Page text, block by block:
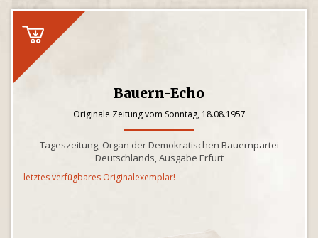
Bauern-Echo
Originale Zeitung vom Sonntag, 18.08.1957
Tageszeitung, Organ der Demokratischen Bauernpartei
Deutschlands, Ausgabe Erfurt
letztes verfügbares Originalexemplar!